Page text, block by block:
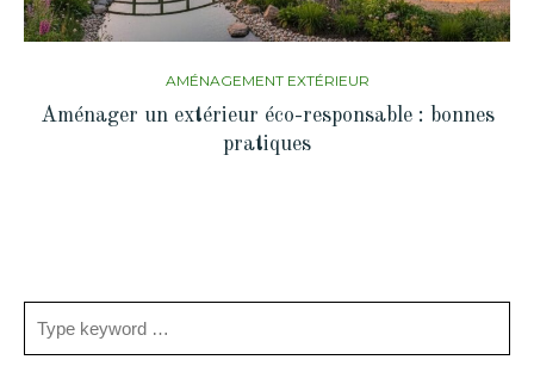
AMÉNAGEMENT EXTÉRIEUR
Aménager un extérieur éco-responsable : bonnes
pratiques